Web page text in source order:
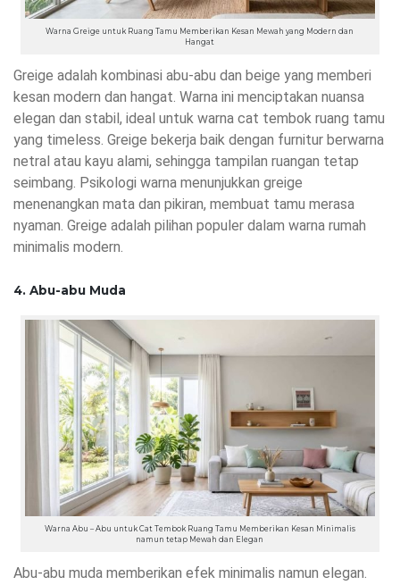
Warna Greige untuk Ruang Tamu Memberikan Kesan Mewah yang Modern dan
Hangat
Greige adalah kombinasi abu-abu dan beige yang memberi
kesan modern dan hangat. Warna ini menciptakan nuansa
elegan dan stabil, ideal untuk warna cat tembok ruang tamu
yang timeless. Greige bekerja baik dengan furnitur berwarna
netral atau kayu alami, sehingga tampilan ruangan tetap
seimbang. Psikologi warna menunjukkan greige
menenangkan mata dan pikiran, membuat tamu merasa
nyaman. Greige adalah pilihan populer dalam warna rumah
minimalis modern.
4. Abu-abu Muda
Warna Abu – Abu untuk Cat Tembok Ruang Tamu Memberikan Kesan Minimalis
namun tetap Mewah dan Elegan
Abu-abu muda memberikan efek minimalis namun elegan.